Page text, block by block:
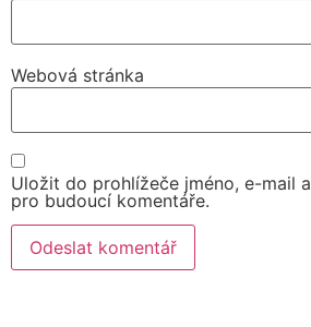
Webová stránka
Uložit do prohlížeče jméno, e-mail
pro budoucí komentáře.